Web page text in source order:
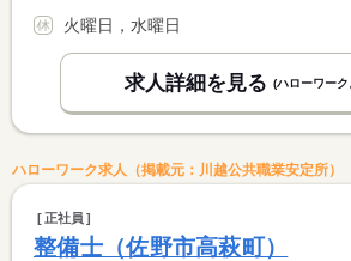
火曜日，水曜日
求人詳細を見る (ハローワー
ハローワーク求人（掲載元：川越公共職業安定所）
正社員
整備士（佐野市高萩町）